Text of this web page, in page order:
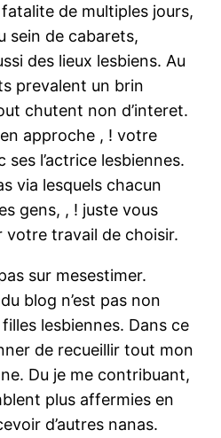
de multiples jours,
sein de cabarets,
des lieux lesbiens. Au
prevalent un brin
chutent non d’interet.
approche , ! votre
l’actrice lesbiennes.
via lesquels chacun
gens, , ! juste vous
votre travail de choisir.
sur mesestimer.
blog n’est pas non
lesbiennes. Dans ce
de recueillir tout mon
Du je me contribuant,
plus affermies en
d’autres nanas.